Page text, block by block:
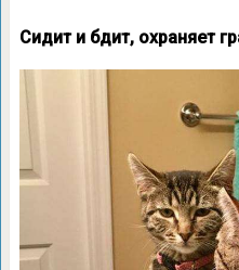
Сидит и бдит, охраняет